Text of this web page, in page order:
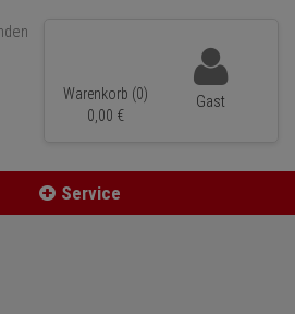
Warenkorb (0)
0, 00 €
Gast
Service